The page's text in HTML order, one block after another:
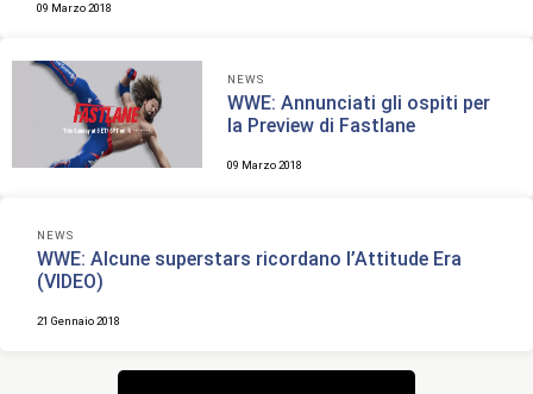
09 Marzo 2018
NEWS
WWE: Annunciati gli ospiti per
la Preview di Fastlane
09 Marzo 2018
NEWS
WWE: Alcune superstars ricordano l’Attitude Era
(VIDEO)
21 Gennaio 2018